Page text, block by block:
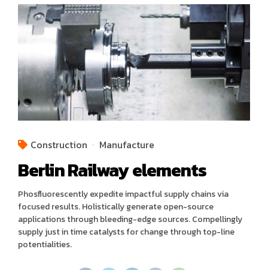
Construction Manufacture
Berlin Railway elements
Phosfluorescently expedite impactful supply chains via
focused results. Holistically generate open-source
applications through bleeding-edge sources. Compellingly
supply just in time catalysts for change through top-line
potentialities.